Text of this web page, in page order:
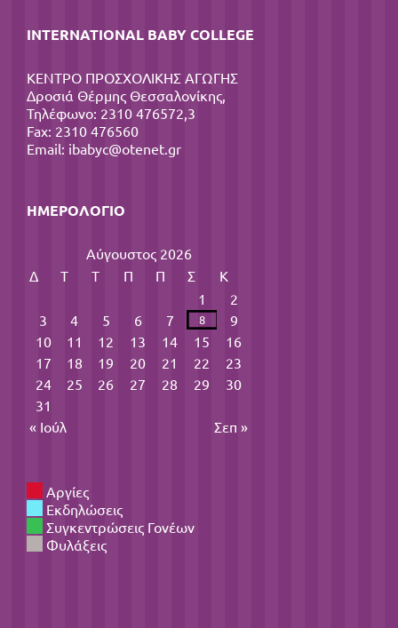
INTERNATIONAL BABY COLLEGE
ΚΕΝΤΡΟ ΠΡΟΣΧΟΛΙΚΗΣ ΑΓΩΓΗΣ
Δροσιά Θέρμης Θεσσαλονίκης,
Τηλέφωνο: 2310 476572,3
Fax: 2310 476560
Email: ibabyc@otenet.gr
ΗΜΕΡΟΛΌΓΙΟ
Αύγουστος 2026
Δ
Τ Τ Π Π Σ
Κ
1
2
3
4 5 6 7 8
9
10
11 12 13 14 15
16
17
18 19 20 21 22
23
24
25 26 27 28 29
30
31
« Ιούλ
Σεπ »
Αργίες
Εκδηλώσεις
Συγκεντρώσεις Γονέων
Φυλάξεις